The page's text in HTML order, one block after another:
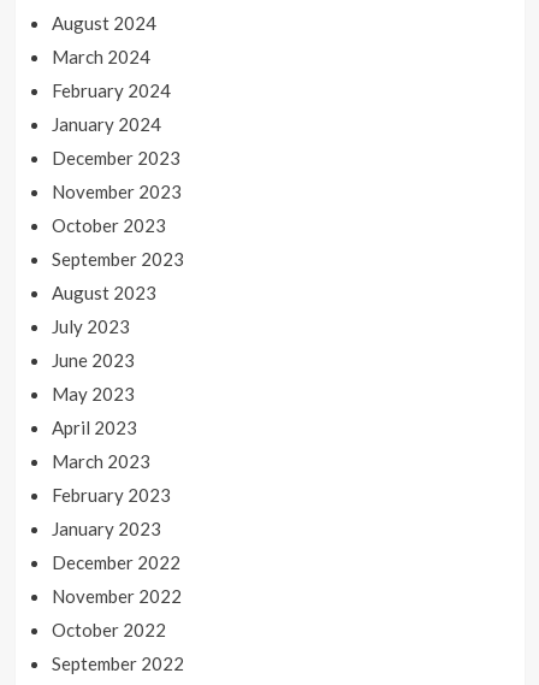
August 2024
March 2024
February 2024
January 2024
December 2023
November 2023
October 2023
September 2023
August 2023
July 2023
June 2023
May 2023
April 2023
March 2023
February 2023
January 2023
December 2022
November 2022
October 2022
September 2022